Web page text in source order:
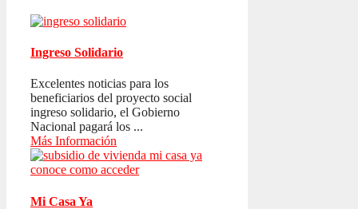
Ingreso Solidario
Excelentes noticias para los
beneficiarios del proyecto social
ingreso solidario, el Gobierno
Nacional pagará los ...
Más Información
Mi Casa Ya